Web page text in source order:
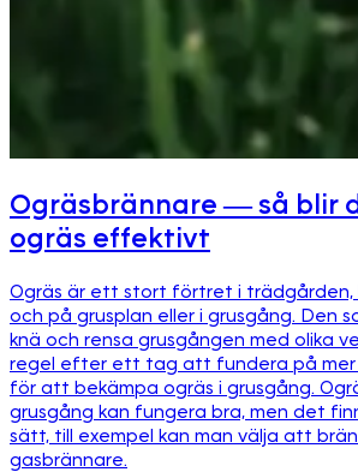
Ogräsbrännare — så blir
ogräs effektivt
Ogräs är ett stort förtret i
och på grusplan eller i grusgång. Den
knä och rensa grusgången med olika
regel efter ett tag att fundera på
för att bekämpa ogräs i grusgång.
grusgång kan fungera bra, men det
sätt, till exempel kan man välja att
gasbrännare.